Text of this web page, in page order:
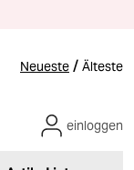
Neueste / Älteste
einloggen